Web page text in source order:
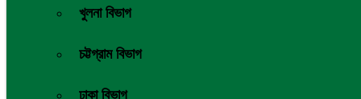
খুলনা বিভাগ
চট্টগ্রাম বিভাগ
ঢাকা বিভাগ